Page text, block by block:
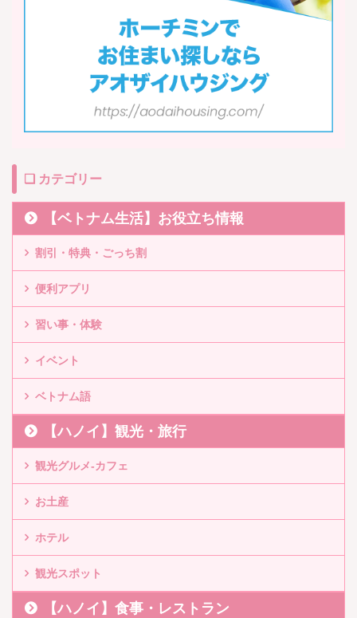
❏ カテゴリー
【ベトナム生活】お役立ち情報
割引・特典・ごっち割
便利アプリ
習い事・体験
イベント
ベトナム語
【ハノイ】観光・旅行
観光グルメ-カフェ
お土産
ホテル
観光スポット
【ハノイ】食事・レストラン